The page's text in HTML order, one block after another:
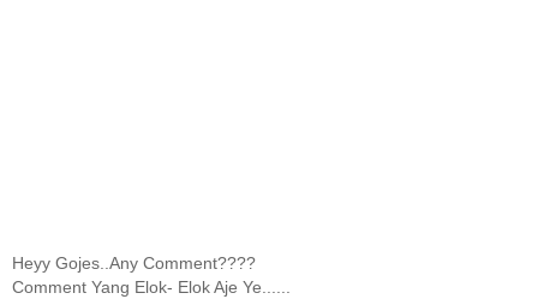
Heyy Gojes..Any Comment????
Comment Yang Elok- Elok Aje Ye......